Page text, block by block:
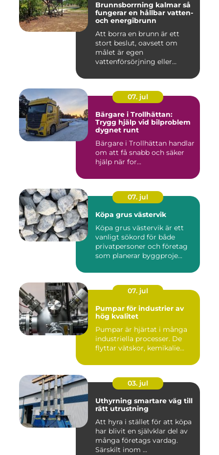
Brunnsborrning kalmar så
fungerar en hållbar vatten-
och energibrunn
Att borra en brunn är ett
stort beslut, oavsett om
målet är egen
vattenförsörjning eller
07. jul
Bärgare i Trollhättan:
Trygg hjälp vid bilproblem
dygnet runt
Bärgare i Trollhättan handlar
om att få snabb och säker
hjälp när for...
07. jul
Köpa grus västervik
Köpa grus västervik är ett
vanligt sökord för både
privatpersoner och företag
som planerar byggproje...
07. jul
Pumpar för industrier av
hög kvalitet
Pumpar är hjärtat i många
industriella processer. De
flyttar vätskor, kemikalie...
03. jul
Uthyrning smartare väg till
rätt utrustning
Att hyra i stället för att köpa
har blivit en självklar del av
många företags vardag.
Särskilt inom ...